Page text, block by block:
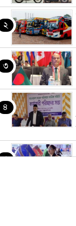
২
৩
৪
৫